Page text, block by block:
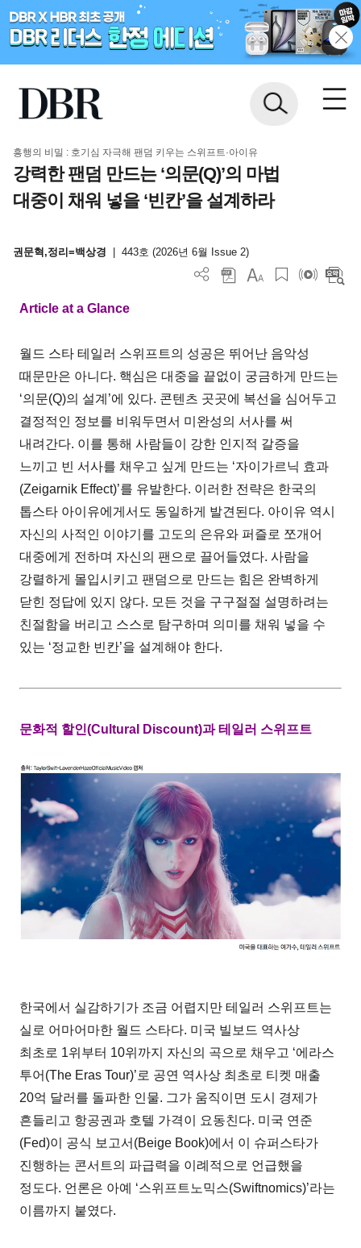
흥행의 비밀 : 호기심 자극해 팬덤 키우는 스위프트·아이유
강력한 팬덤 만드는 ‘의문(Q)’의 마법
대중이 채워 넣을 ‘빈칸’을 설계하라
권문혁,정리=백상경 443호 (2026년 6월 Issue 2)
Article at a Glance
월드 스타 테일러 스위프트의 성공은 뛰어난 음악성
때문만은 아니다. 핵심은 대중을 끝없이 궁금하게 만드는
‘의문(Q)의 설계’에 있다. 콘텐츠 곳곳에 복선을 심어두고
결정적인 정보를 비워두면서 미완성의 서사를 써
내려간다. 이를 통해 사람들이 강한 인지적 갈증을
느끼고 빈 서사를 채우고 싶게 만드는 ‘자이가르닉 효과
(Zeigarnik Effect)’를 유발한다. 이러한 전략은 한국의
톱스타 아이유에게서도 동일하게 발견된다. 아이유 역시
자신의 사적인 이야기를 고도의 은유와 퍼즐로 쪼개어
대중에게 전하며 자신의 팬으로 끌어들였다. 사람을
강렬하게 몰입시키고 팬덤으로 만드는 힘은 완벽하게
닫힌 정답에 있지 않다. 모든 것을 구구절절 설명하려는
친절함을 버리고 스스로 탐구하며 의미를 채워 넣을 수
있는 ‘정교한 빈칸’을 설계해야 한다.
문화적 할인(Cultural Discount)과 테일러 스위프트
한국에서 실감하기가 조금 어렵지만 테일러 스위프트는
실로 어마어마한 월드 스타다. 미국 빌보드 역사상
최초로 1위부터 10위까지 자신의 곡으로 채우고 ‘에라스
투어(The Eras Tour)’로 공연 역사상 최초로 티켓 매출
20억 달러를 돌파한 인물. 그가 움직이면 도시 경제가
흔들리고 항공권과 호텔 가격이 요동친다. 미국 연준
(Fed)이 공식 보고서(Beige Book)에서 이 슈퍼스타가
진행하는 콘서트의 파급력을 이례적으로 언급했을
정도다. 언론은 아예 ‘스위프트노믹스(Swiftnomics)’라는
이름까지 붙였다.